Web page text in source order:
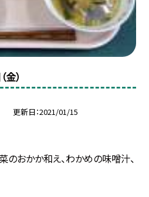
金）
更新日 2021/01/15
のおかか和え、わかめの味噌汁、